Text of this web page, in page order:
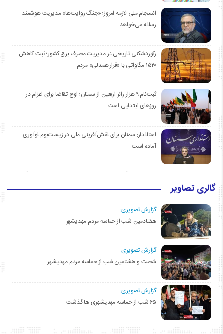
انسجام ملی لازمه امروز؛ «جنگ روایت‌ها» مدیریت هوشمند
رسانه می‌خواهد
رکوردشکنی تاریخی در مدیریت مصرف برق کشور؛ ثبت کاهش
۱۵۲۰ مگاواتی با «قرار همدلی» مردم
ثبت‌نام ۹ هزار زائر اربعین از سمنان؛ اوج تقاضا برای اعزام در
روزهای ابتدایی است
استاندار: سمنان برای نقش‌آفرینی ملی در زیست‌بوم نوآوری
آماده است
گالری تصاویر
گزارش تصویری:
هفتادمین شب از حماسه مردم مهدیشهر
گزارش تصویری:
شصت و هشتمین شب از حماسه مردم مهدیشهر
گزارش تصویری:
۶۵ شب از حماسه مهدیشهری ها گذشت